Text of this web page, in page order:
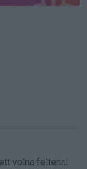
volna feltenni